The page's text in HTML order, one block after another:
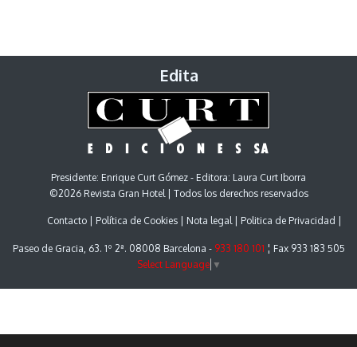
Edita
Presidente: Enrique Curt Gómez - Editora: Laura Curt Iborra
©2026 Revista Gran Hotel | Todos los derechos reservados
Contacto Política de Cookies Nota legal Politica de Privacidad
Paseo de Gracia, 63. 1º 2ª. 08008 Barcelona - 933 180 101 ¦ Fax 933 183 505
Select Language ▼